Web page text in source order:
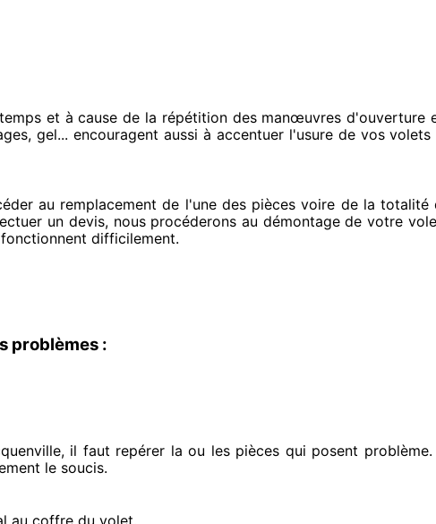
et à cause de la répétition des manœuvres d'ouverture
gel... encouragent aussi à accentuerl'usure de vos volets
au remplacement de l'une des pièces voire de la totalité
un devis, nous procéderons au démontage de votre
difficilement.
problèmes :
il faut repérer la ou les pièces qui posent problème.
le soucis.
au coffre du volet.